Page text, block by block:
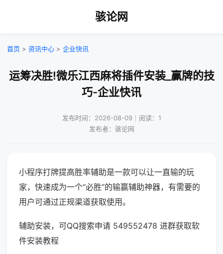
骇论网
首页 > 资讯中心 > 企业快讯
运筹决胜!微乐江西麻将插件安装_赢牌的技
巧-企业快讯
发布时间：2026-08-09｜阅读：1
发布者：骇论网
小程序打牌提高胜率辅助是一款可以让一直输的玩
家，快速成为一个“必胜”的输赢辅助神器，有需要的
用户可通过正规渠道获取使用。
辅助安装，可QQ搜索申请 549552478 进群获取软
件安装教程